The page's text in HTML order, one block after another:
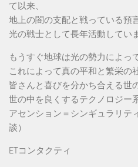
て以来、
地上の闇の支配と戦っている預
光の戦士として長年活動してい
もうすぐ地球は光の勢力によっ
これによって真の平和と繁栄の
皆さんと喜びを分かち合える世
世の中を良くするテクノロジー
アセンション＝シンギュラリテ
談）
ETコンタクティ